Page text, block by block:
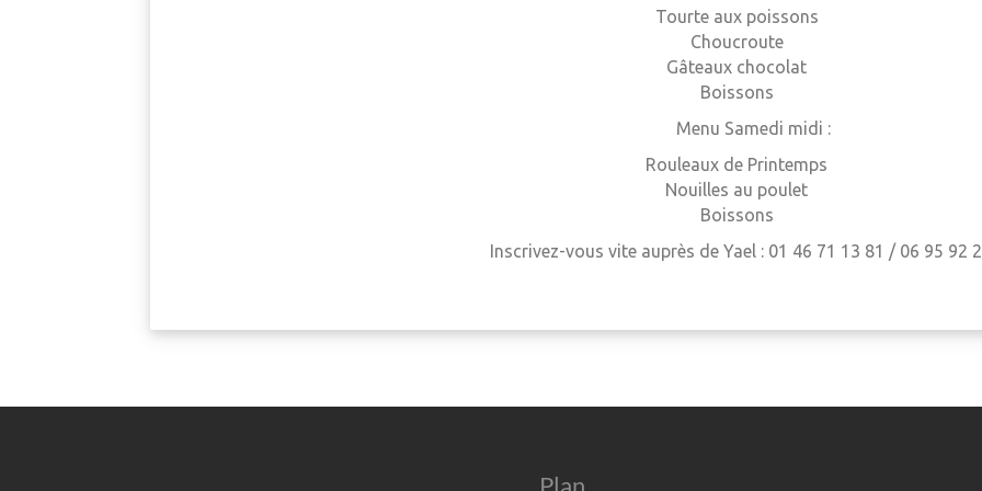
Tourte aux poissons
Choucroute
Gâteaux chocolat
Boissons
Menu Samedi midi :
Rouleaux de Printemps
Nouilles au poulet
Boissons
Inscrivez-vous vite auprès de Yael : 01 46 71 13 81 / 06 95 92